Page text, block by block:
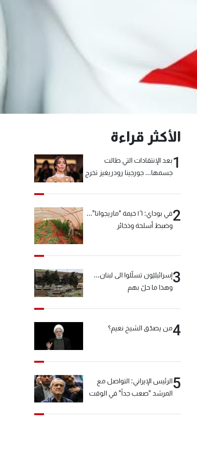
الأكثر قراءة
1بعد الإنتقادات التي طالت
جسمها... جورجينا رودريغيز تخرج
2
في بوداي: ١٦ خيمة "ماريجوانا"...
وضبط أسلحة وذخائر
3إسرائيليّون تسلّلوا الى لبنان...
وهذا ما حلّ بهم
4من يصدّق الشيخ نعيم؟
5الرئيس الإيراني: التواصل مع
المرشد "صعب جداً" في الوقت